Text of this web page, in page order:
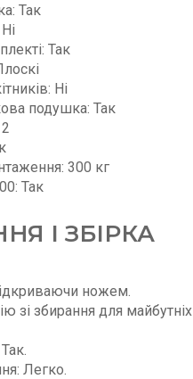
Так
Так
Ні
подушка: Так
300 кг
Так
І ЗБІРКА
ножем.
зі збирання для
Легко.